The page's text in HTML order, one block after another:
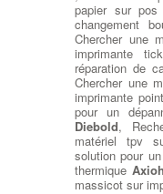
papier sur pos
changement
Chercher une
imprimante
réparation de
Chercher une
imprimante
pour un
Diebold,
matériel tpv
solution pour
thermique
massicot sur